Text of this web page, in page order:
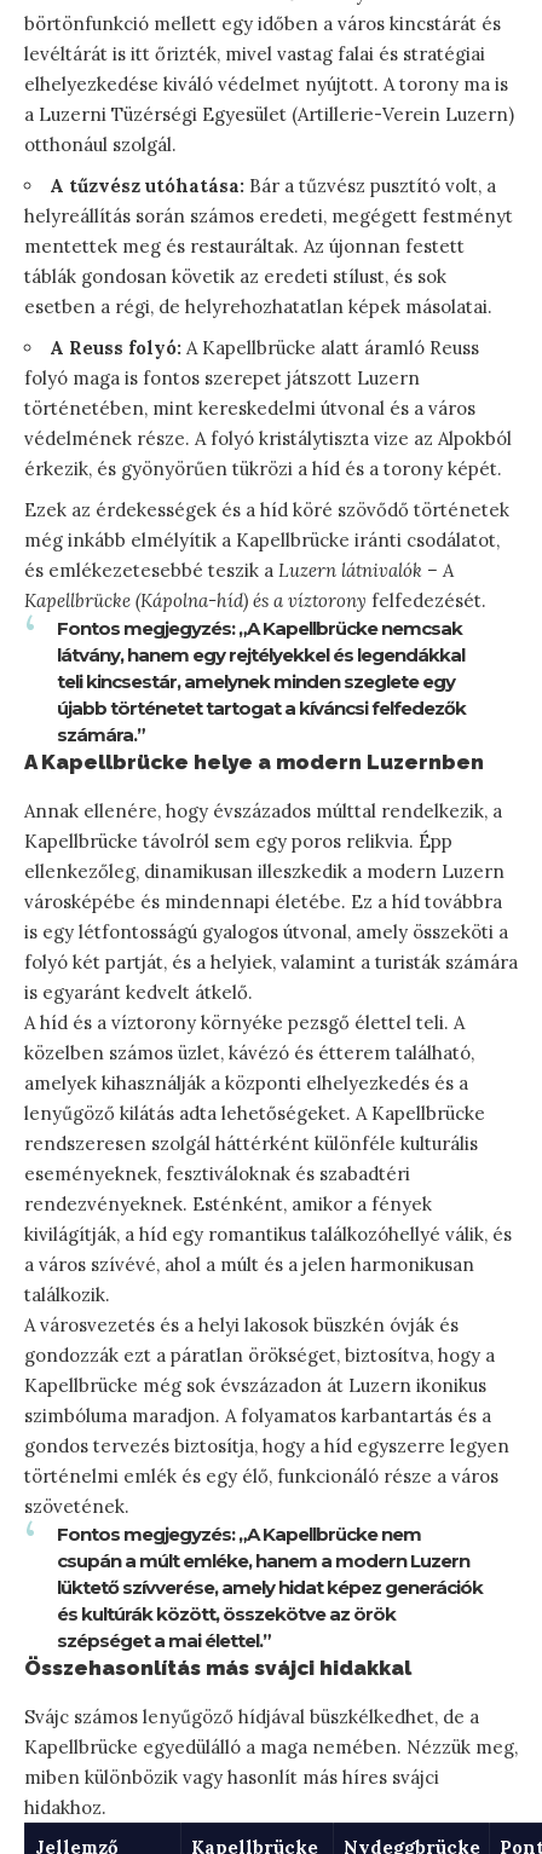
börtönfunkció mellett egy időben a város kincstárát és
levéltárát is itt őrizték, mivel vastag falai és stratégiai
elhelyezkedése kiváló védelmet nyújtott. A torony ma is
a Luzerni Tüzérségi Egyesület (Artillerie-Verein Luzern)
otthonául szolgál.
A tűzvész utóhatása: Bár a tűzvész pusztító volt, a
helyreállítás során számos eredeti, megégett festményt
mentettek meg és restauráltak. Az újonnan festett
táblák gondosan követik az eredeti stílust, és sok
esetben a régi, de helyrehozhatatlan képek másolatai.
A Reuss folyó: A Kapellbrücke alatt áramló Reuss
folyó maga is fontos szerepet játszott Luzern
történetében, mint kereskedelmi útvonal és a város
védelmének része. A folyó kristálytiszta vize az Alpokból
érkezik, és gyönyörűen tükrözi a híd és a torony képét.
Ezek az érdekességek és a híd köré szövődő történetek
még inkább elmélyítik a Kapellbrücke iránti csodálatot,
és emlékezetesebbé teszik a Luzern látnivalók – A
Kapellbrücke (Kápolna-híd) és a víztorony felfedezését.
Fontos megjegyzés: „A Kapellbrücke nemcsak
látvány, hanem egy rejtélyekkel és legendákkal
teli kincsestár, amelynek minden szeglete egy
újabb történetet tartogat a kíváncsi felfedezők
számára.”
A Kapellbrücke helye a modern Luzernben
Annak ellenére, hogy évszázados múlttal rendelkezik, a
Kapellbrücke távolról sem egy poros relikvia. Épp
ellenkezőleg, dinamikusan illeszkedik a modern Luzern
városképébe és mindennapi életébe. Ez a híd továbbra
is egy létfontosságú gyalogos útvonal, amely összeköti a
folyó két partját, és a helyiek, valamint a turisták számára
is egyaránt kedvelt átkelő.
A híd és a víztorony környéke pezsgő élettel teli. A
közelben számos üzlet, kávézó és étterem található,
amelyek kihasználják a központi elhelyezkedés és a
lenyűgöző kilátás adta lehetőségeket. A Kapellbrücke
rendszeresen szolgál háttérként különféle kulturális
eseményeknek, fesztiváloknak és szabadtéri
rendezvényeknek. Esténként, amikor a fények
kivilágítják, a híd egy romantikus találkozóhellyé válik, és
a város szívévé, ahol a múlt és a jelen harmonikusan
találkozik.
A városvezetés és a helyi lakosok büszkén óvják és
gondozzák ezt a páratlan örökséget, biztosítva, hogy a
Kapellbrücke még sok évszázadon át Luzern ikonikus
szimbóluma maradjon. A folyamatos karbantartás és a
gondos tervezés biztosítja, hogy a híd egyszerre legyen
történelmi emlék és egy élő, funkcionáló része a város
szövetének.
Fontos megjegyzés: „A Kapellbrücke nem
csupán a múlt emléke, hanem a modern Luzern
lüktető szívverése, amely hidat képez generációk
és kultúrák között, összekötve az örök
szépséget a mai élettel.”
Összehasonlítás más svájci hidakkal
Svájc számos lenyűgöző hídjával büszkélkedhet, de a
Kapellbrücke egyedülálló a maga nemében. Nézzük meg,
miben különbözik vagy hasonlít más híres svájci
hidakhoz.
Jellemző
Kapellbrücke
Nydeggbrücke